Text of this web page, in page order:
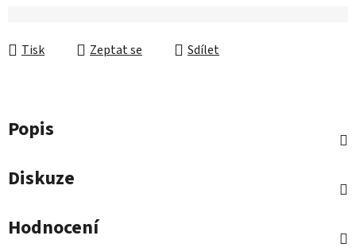
Tisk Zeptat se Sdílet
Popis
Diskuze
Hodnocení